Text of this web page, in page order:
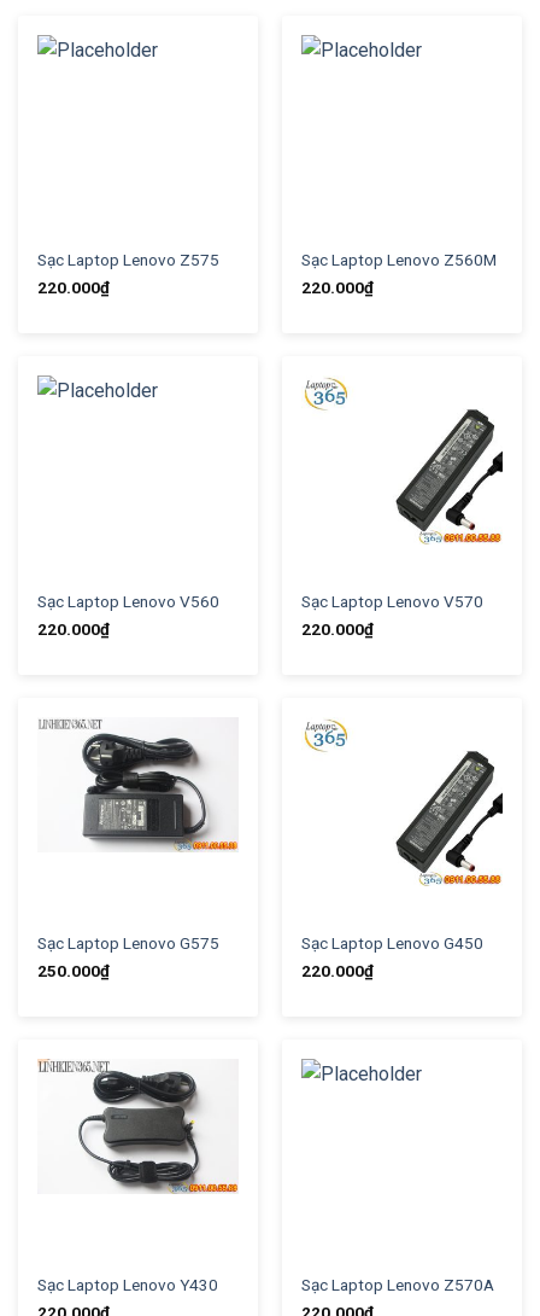
Sạc Laptop Lenovo Z575
220.000₫
Sạc Laptop Lenovo Z560M
220.000₫
Sạc Laptop Lenovo V560
220.000₫
Sạc Laptop Lenovo V570
220.000₫
Sạc Laptop Lenovo G575
250.000₫
Sạc Laptop Lenovo G450
220.000₫
Sạc Laptop Lenovo Y430
220.000₫
Sạc Laptop Lenovo Z570A
220.000₫